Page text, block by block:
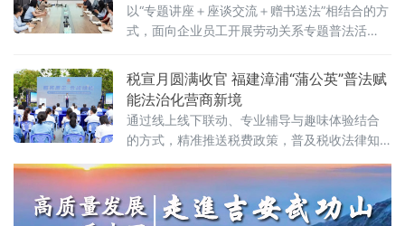
建设工程施工合同纠纷——账户被保全，直接
影响公司商誉和正常经营。如今，纠纷化解、
以“专题讲座＋座谈交流＋赠书送法”相结合的方
式，面向企业员工开展劳动关系专题普法活
预防劳动争议。干警围绕“共筑和谐——最新法
律与司法解释的劳动关系实务解读”主题作宣
讲。主讲人重点结合《最高人民法院关于审
税宣月圆满收官 福建漳浦“蒲公英”普法赋
能法治化营商新境
通过线上线下联动、专业辅导与趣味体验结合
的方式，精准推送税费政策，普及税收法律知